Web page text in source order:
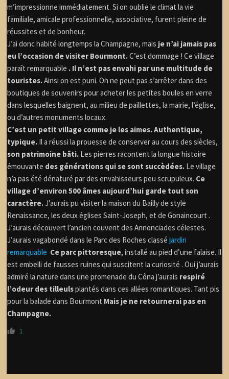
m’impressionne immédiatement. Si on oublie le climat la vie
familiale, amicale professionnelle, associative, furent pleine de
réussites et de bonheur.
J’ai donc habité longtemps la Champagne, mais je n’ai jamais pas
eu l’occasion de visiter Bourmont.C’est dommage ! Ce village
paraît remarquable . Il n’est pas envahi par une multitude de
touristes.Ainsi on est puni. On ne peut pas s’arrêter dans des
boutiques de souvenirs pour acheter les petites boules en verre
dans lesquelles baignent, au milieu de paillettes, la mairie, l’église,
ou d’autres monuments locaux.
C’est un petit village comme je les aimes. Authentique,
typique.Il a réussi la prouesse de conserver au cours des siècles,
son patrimoine bâti.Les pierres racontent la longue histoire
émouvante des générations qui se sont succèdées. Le village
n’a pas été dénaturé par des envahisseurs peu scrupuleux. Ce
village d’environ 500 âmes aujourd’hui garde tout son
caractère.J’aurais pu visiter la maison du Bailly de style
Renaissance, les deux églises Saint-Joseph, et de Gonaincourt .
J’aurais découvert l’ancien couvent des Annonciades célestes.
J’aurais vagabondé dans le Parc des Roches classé jardin
remarquable Ce parc pittoresque, installé au pied d’une falaise. Il
est embelli de fausses ruines qui suscitent la curiosité . Oui j’aurais
admiré la nature dans une promenade du Côna j’aurais respiré
l’odeur des tilleulsplantés dans ces allées romantiques. Tant pis
pour la balade dans Bourmont Mais je ne retournerai pas en
Champagne.
1